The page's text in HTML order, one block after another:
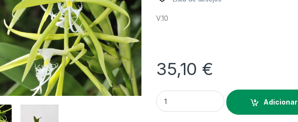
V.10
35,10 €
Quantidade Epidendrum Ciliare - Sem Flor
Adicionar